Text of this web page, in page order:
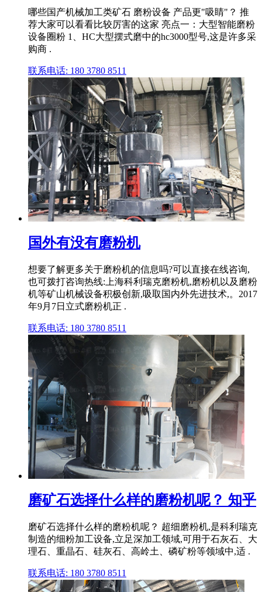
哪些国产机械加工类矿石 磨粉设备 产品更"吸睛"？ 推
荐大家可以看看比较厉害的这家 亮点一：大型智能磨粉
设备圈粉 1、HC大型摆式磨中的hc3000型号,这是许多采
购商 .
联系电话: 180 3780 8511
国外有没有磨粉机
想要了解更多关于磨粉机的信息吗?可以直接在线咨询,
也可拨打咨询热线:上海科利瑞克磨粉机,磨粉机以及磨粉
机等矿山机械设备积极创新,吸取国内外先进技术,。2017
年9月7日立式磨粉机正 .
联系电话: 180 3780 8511
磨矿石选择什么样的磨粉机呢？ 知乎
磨矿石选择什么样的磨粉机呢？ 超细磨粉机,是科利瑞克
制造的细粉加工设备,立足深加工领域,可用于石灰石、大
理石、重晶石、硅灰石、高岭土、磷矿粉等领域中,适 .
联系电话: 180 3780 8511